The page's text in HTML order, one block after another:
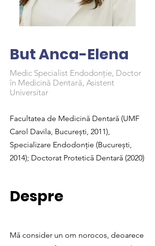
But Anca-Elena
Medic Specialist Endodonție, Doctor
în Medicină Dentară, Asistent
Universitar
Facultatea de Medicină Dentară (UMF
Carol Davila, București, 2011),
Specializare Endodonție (București,
2014); Doctorat Protetică Dentară (2020)
Despre
Mă consider un om norocos, deoarece